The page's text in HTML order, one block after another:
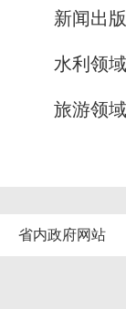
新闻出
水利领域
旅游领域
省内政府网站